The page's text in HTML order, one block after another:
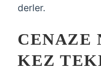
derler.
CENAZE
KEZ